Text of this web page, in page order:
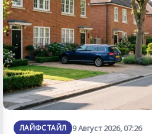
ЛАЙФСТАЙЛ 9 Август 2026, 07:26